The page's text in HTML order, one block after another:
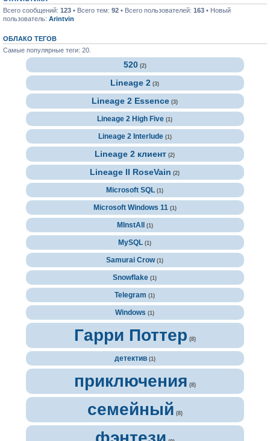
Всего сообщений: 123 • Всего тем: 92 • Всего пользователей: 163 • Новый
пользователь: Arintvin
ОБЛАКО ТЕГОВ
Самые популярные теги: 20.
520 (2)
Lineage 2 (3)
Lineage 2 Essence (3)
Lineage 2 High Five (1)
Lineage 2 Interlude (1)
Lineage 2 клиент (2)
Lineage II RoseVain (2)
Microsoft SQL (1)
Microsoft Windows 11 (1)
MInstAll (1)
MySQL (1)
Samurai Crow (1)
Snowflake (1)
Telegram (1)
Windows (1)
Гарри Поттер (8)
детектив (1)
приключения (8)
семейный (8)